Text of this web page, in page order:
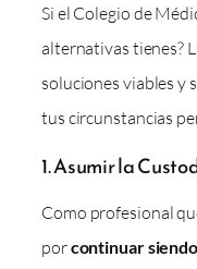
Si el Colegio de
alternativas tienes?
soluciones viables y
tus circunstancias
1. Asumir la
Como profesional
porcontinuar